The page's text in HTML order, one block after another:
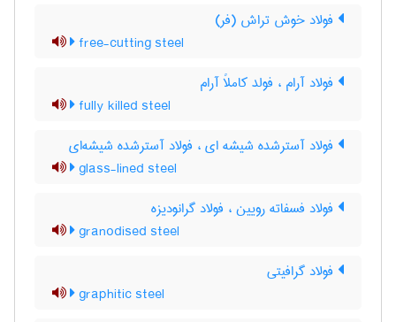
فولاد خوش تراش (فر)
free-cutting steel
فولاد آرام ، فولد کاملاً آرام
fully killed steel
فولاد آسترشده شیشه ای ، فولاد آسترشده شیشه‌ای
glass-lined steel
فولاد فسفاته رویین ، فولاد گرانودیزه
granodised steel
فولاد گرافیتی
graphitic steel